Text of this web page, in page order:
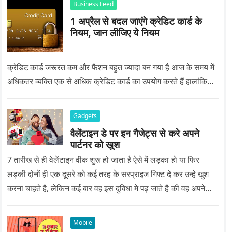
Business Feed
1 अप्रैल से बदल जाएंगे क्रेडिट कार्ड के
नियम, जान लीजिए ये नियम
क्रेडिट कार्ड जरूरत कम और फैशन बहुत ज्यादा बन गया है आज के समय में
अधिकतर व्यक्ति एक से अधिक क्रेडिट कार्ड का उपयोग करते हैं हालांकि…
Gadgets
वैलेंटाइन डे पर इन गैजेट्स से करे अपने
पार्टनर को खुश
7 तारीख से ही वेलेंटाइन वीक शुरू हो जाता है ऐसे में लड़का हो या फिर
लड़की दोनों ही एक दूसरे को कई तरह के सरप्राइज गिफ्ट दे कर उन्हे खुश
करना चाहते है, लेकिन कई बार वह इस दुविधा मे पढ़ जाते है की वह अपने
Mobile